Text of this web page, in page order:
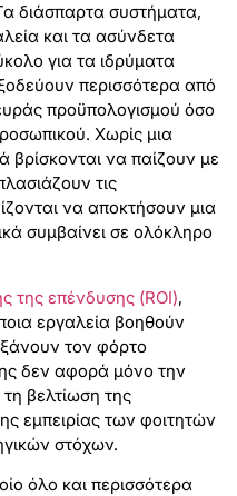
διάσπαρτα συστήματα,
και τα ασύνδετα
για τα ιδρύματα
περισσότερα από
προϋπολογισμού όσο
Χωρίς μια
βρίσκονται να παίζουν με
τις
να αποκτήσουν μια
συμβαίνει σε ολόκληρο
της επένδυσης (ROI),
εργαλεία βοηθούν
τον φόρτο
δεν αφορά μόνο την
βελτίωση της
εμπειρίας των φοιτητών
στόχων.
όλο και περισσότερα